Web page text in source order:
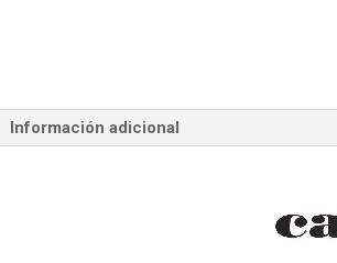
Información adicional